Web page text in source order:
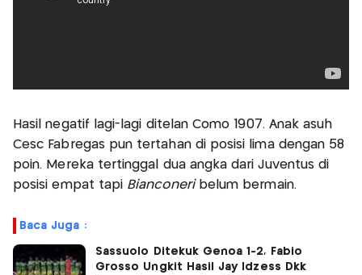
Hasil negatif lagi-lagi ditelan Como 1907. Anak asuh
Cesc Fabregas pun tertahan di posisi lima dengan 58
poin. Mereka tertinggal dua angka dari Juventus di
posisi empat tapi Bianconeri belum bermain.
Baca Juga :
Sassuolo Ditekuk Genoa 1-2, Fabio
Grosso Ungkit Hasil Jay Idzess Dkk